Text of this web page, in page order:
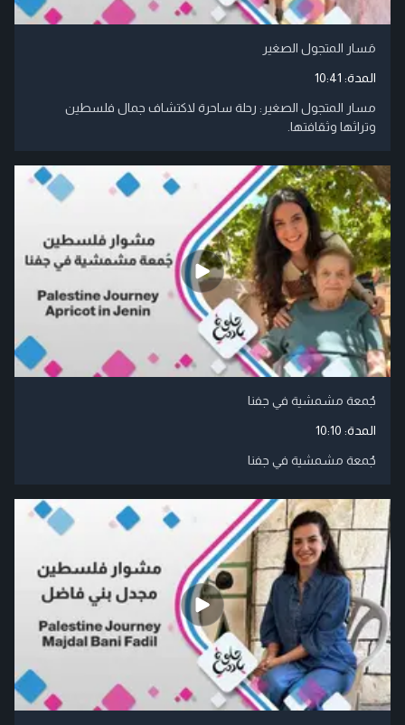
مَسار المتجول الصغير
المدة: 10:41
مسار المتجول الصغير: رحلة ساحرة لاكتشاف جمال فلسطين
وتراثها وثقافتها.
جُمعة مشمشية في جفنا
المدة: 10:10
جُمعة مشمشية في جفنا